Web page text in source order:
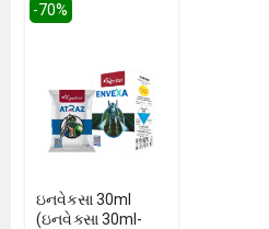
-70%
ઇનવેક્સા 30ml
(ઇનવેક્સા 30ml-